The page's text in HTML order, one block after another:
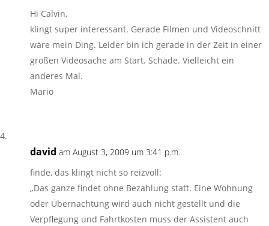
Hi Calvin,
klingt super interessant. Gerade Filmen und Videoschnitt
wäre mein Ding. Leider bin ich gerade in der Zeit in einer
großen Videosache am Start. Schade. Vielleicht ein
anderes Mal.
Mario
david am August 3, 2009 um 3:41 p.m.
finde, das klingt nicht so reizvoll:
„Das ganze findet ohne Bezahlung statt. Eine Wohnung
oder Übernachtung wird auch nicht gestellt und die
Verpflegung und Fahrtkosten muss der Assistent auch